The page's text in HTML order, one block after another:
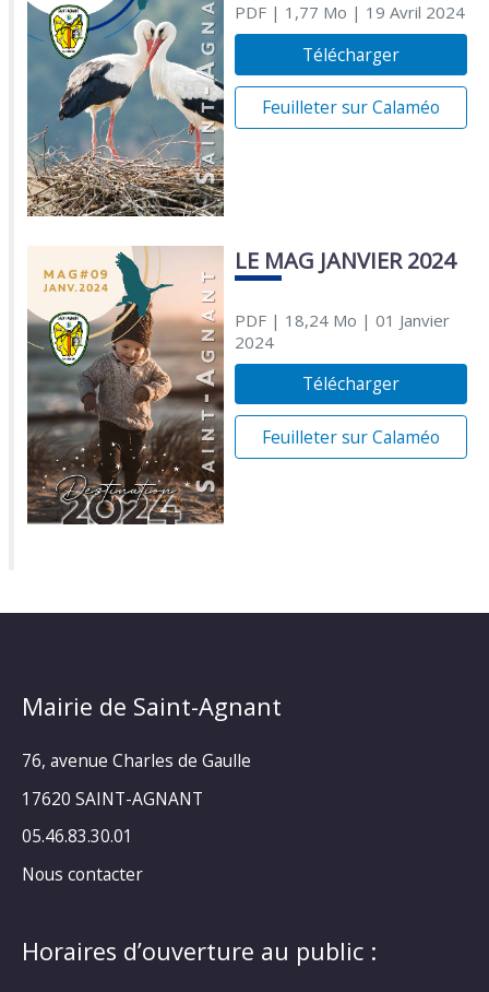
PDF| 1,77 Mo | 19 Avril 2024
Télécharger
Feuilleter sur Calaméo
LE MAG JANVIER 2024
PDF| 18,24 Mo | 01 Janvier
2024
Télécharger
Feuilleter sur Calaméo
Mairie de Saint-Agnant
76, avenue Charles de Gaulle
17620 SAINT-AGNANT
05.46.83.30.01
Nous contacter
Horaires d’ouverture au public :